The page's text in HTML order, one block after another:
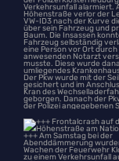
+++
Höhenstraße